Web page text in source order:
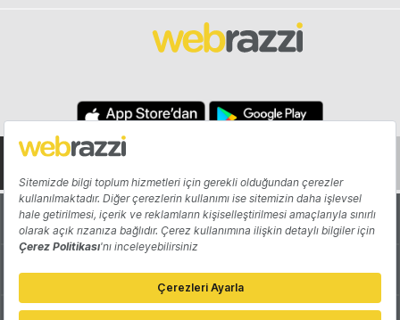
Hakkında Yazarlar
Katkıda Bulun Reklam